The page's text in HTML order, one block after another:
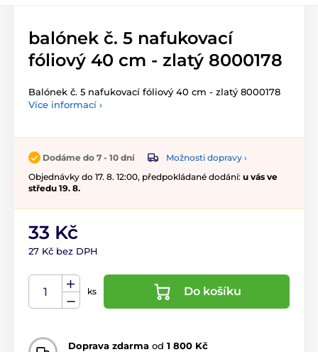
balónek č. 5 nafukovací
fóliový 40 cm - zlatý 8000178
Balónek č. 5 nafukovací fóliový 40 cm - zlatý 8000178
Více informací ›
Dodáme do 7 - 10 dní
Možnosti dopravy ›
Objednávky do 17. 8. 12:00, předpokládané dodání: u vás ve
středu 19. 8.
33 Kč
27 Kč bez DPH
ks Do košíku
Doprava zdarma od 1 800 Kč